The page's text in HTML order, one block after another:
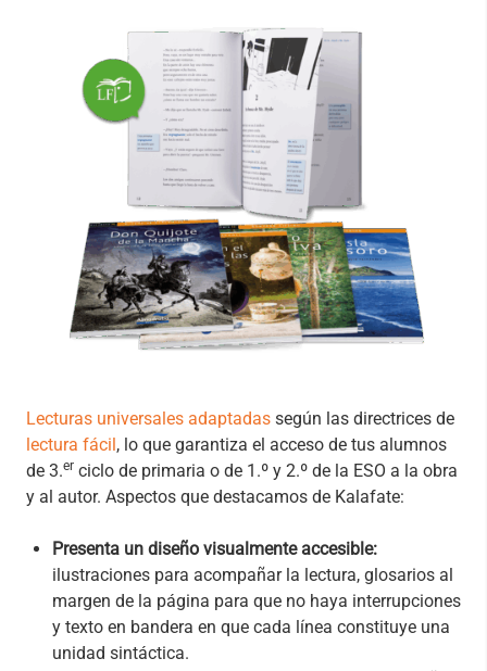
Lecturas universales adaptadas según las directrices de
lectura fácil , lo que garantiza el acceso de tus alumnos
de 3.er ciclo de primaria o de 1.º y 2.º de la ESO a la obra
y al autor. Aspectos que destacamos de Kalafate:
Presenta un diseño visualmente accesible:
ilustraciones para acompañar la lectura, glosarios al
margen de la página para que no haya interrupciones
y texto en bandera en que cada línea constituye una
unidad sintáctica.